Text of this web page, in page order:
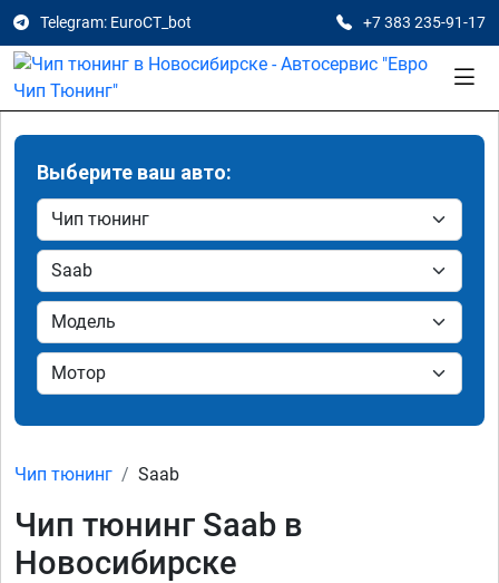
Telegram: EuroCT_bot +7 383 235-91-17
Выберите ваш авто:
Чип тюнинг Saab
Чип тюнинг Saab в
Новосибирске